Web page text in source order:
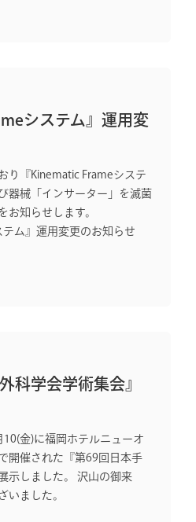
システム』運用変
り『Kinematic Frameシステ
器械「インサーター」を滅菌
お知らせします。
テム』運用変更のお知らせ
科学会学術集会』
金)に福岡ホテルニューオ
開催された『第69回日本手
示しました。 沢山の御来
いました。